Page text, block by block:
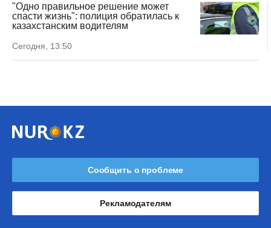
"Одно правильное решение может
спасти жизнь": полиция обратилась к
казахстанским водителям
Сегодня, 13:50
Сообщить о проблеме
Рекламодателям